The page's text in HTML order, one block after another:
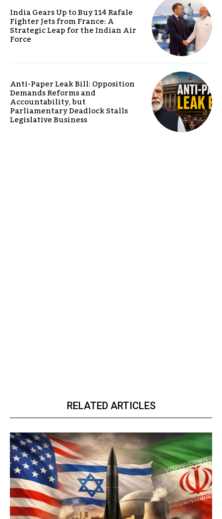
India Gears Up to Buy 114 Rafale
Fighter Jets from France: A
Strategic Leap for the Indian Air
Force
Anti-Paper Leak Bill: Opposition
Demands Reforms and
Accountability, but
Parliamentary Deadlock Stalls
Legislative Business
RELATED ARTICLES